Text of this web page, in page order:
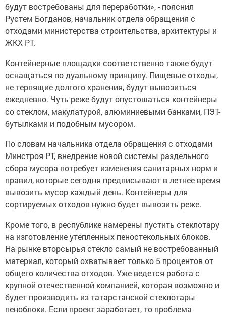
будут востребованы для переработки», - пояснил
Рустем Богданов, начальник отдела обращения с
отходами министерства строительства, архитектуры и
ЖКХ РТ.
Контейнерные площадки соответственно также будут
оснащаться по дуальному принципу. Пищевые отходы,
не терпящие долгого хранения, будут вывозиться
ежедневно. Чуть реже будут опустошаться контейнеры
со стеклом, макулатурой, алюминиевыми банками, ПЭТ-
бутылками и подобным мусором.
По словам начальника отдела обращения с отходами
Минстроя РТ, внедрение новой системы раздельного
сбора мусора потребует изменения санитарных норм и
правил, которые сегодня предписывают в летнее время
вывозить мусор каждый день. Контейнеры для
сортируемых отходов нужно будет вывозить реже.
Кроме того, в республике намерены пустить стеклотару
на изготовление утепленных пеностекольных блоков.
На рынке вторсырья стекло самый не востребованный
материал, который охватывает только 5 процентов от
общего количества отходов. Уже ведется работа с
крупной отечественной компанией, которая возможно и
будет производить из татарстанской стеклотары
пеноблоки. Если проект заработает, то проблема